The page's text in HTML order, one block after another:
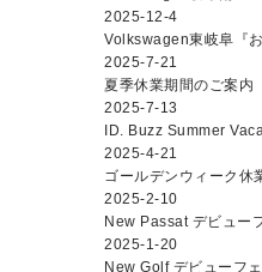
2025-12-4
Volkswagen東岐阜『
2025-7-21
夏季休業期間のご案内
2025-7-13
ID. Buzz Summer
2025-4-21
ゴールデンウィーク休
2025-2-10
New Passat デビュー
2025-1-20
New Golf デビューフ